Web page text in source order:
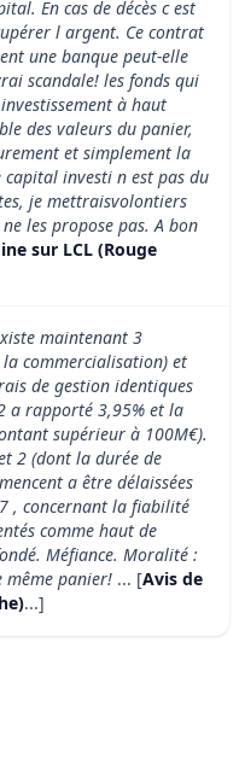
En cas de décès c est
l argent. Ce contrat
une banque peut-elle
scandale! les fonds qui
à haut
des valeurs du panier,
et simplement la
investi n est pas du
je mettraisvolontiers
les propose pas. A bon
sur LCL (Rouge
maintenant 3
commercialisation) et
de gestion identiques
a rapporté 3,95% et la
supérieur à 100M€).
2 (dont la durée de
a être délaissées
, concernant la fiabilité
comme haut de
Méfiance. Moralité :
même panier! ... [Avis de
...]